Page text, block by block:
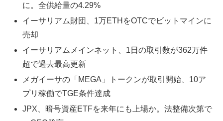
に。全供給量の4.29%
イーサリアム財団、1万ETHをOTCでビットマインに
売却
イーサリアムメインネット、1日の取引数が362万件
超で過去最高更新
メガイーサの「MEGA」トークンが取引開始、10ア
プリ稼働でTGE条件達成
JPX、暗号資産ETFを来年にも上場か。法整備次第で